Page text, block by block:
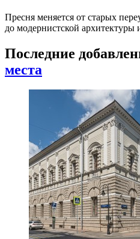
Пресня меняется от старых
до модернистской
Последние
места